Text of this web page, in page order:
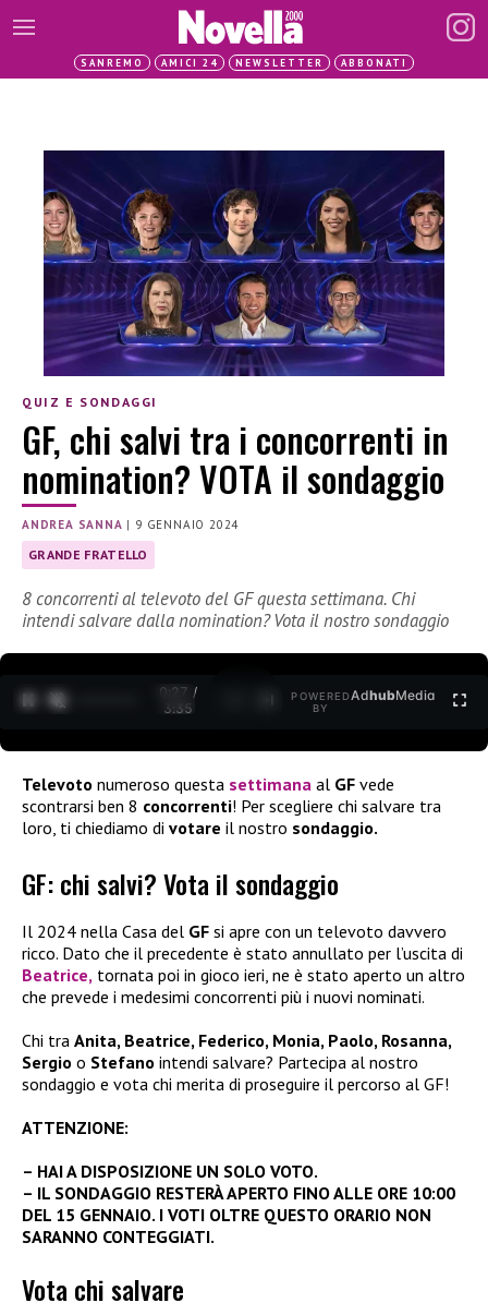
SANREMO AMICI 24 NEWSLETTER ABBONATI
QUIZ E SONDAGGI
GF, chi salvi tra i concorrenti in
nomination? VOTA il sondaggio
ANDREA SANNA | 9 GENNAIO 2024
GRANDE FRATELLO
8 concorrenti al televoto del GF questa settimana. Chi
intendi salvare dalla nomination? Vota il nostro sondaggio
0:27 /
3:35
POWERED
BY
AdhubMedia
Televoto numeroso questa settimana al GF vede
scontrarsi ben 8 concorrenti! Per scegliere chi salvare tra
loro, ti chiediamo di votare il nostro sondaggio.
GF: chi salvi? Vota il sondaggio
Il 2024 nella Casa del GF si apre con un televoto davvero
ricco. Dato che il precedente è stato annullato per l’uscita di
Beatrice, tornata poi in gioco ieri, ne è stato aperto un altro
che prevede i medesimi concorrenti più i nuovi nominati.
Chi tra Anita, Beatrice, Federico, Monia, Paolo, Rosanna,
Sergio o Stefano intendi salvare? Partecipa al nostro
sondaggio e vota chi merita di proseguire il percorso al GF!
ATTENZIONE:
– HAI A DISPOSIZIONE UN SOLO VOTO.
– IL SONDAGGIO RESTERÀ APERTO FINO ALLE ORE 10:00
DEL 15 GENNAIO. I VOTI OLTRE QUESTO ORARIO NON
SARANNO CONTEGGIATI.
Vota chi salvare